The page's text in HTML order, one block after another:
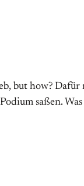
but how?
saßen. Was